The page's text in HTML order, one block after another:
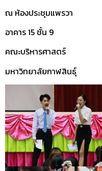
ณ ห้องประชุมแพรวา
อาคาร 15 ชั้น 9
คณะบริหารศาสตร์
มหาวิทยาลัยกาฬสินธุ์